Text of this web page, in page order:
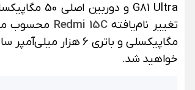
G81 Ultra و دوربین اصلی 50 مگاپیکسلی به عنوان نسخه ری‌برندشده
تغییر نام‌یافتهRedmi 15C
مگاپیکسلی و باتری 6 هزار میلی‌آمپر ساعتی اشاره کرد که از شارژری با توان 33 وات پشتیبانی می‌کند. در ادامه این صفحه از
خواهید شد.